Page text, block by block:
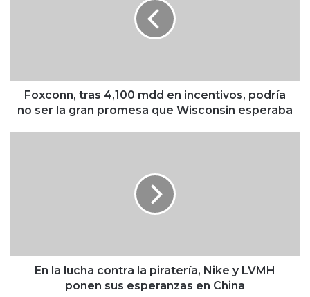
t
e
Foxconn, tras 4,100 mdd en incentivos, podría
no ser la gran promesa que Wisconsin esperaba
a
En la lucha contra la piratería, Nike y LVMH
ponen sus esperanzas en China